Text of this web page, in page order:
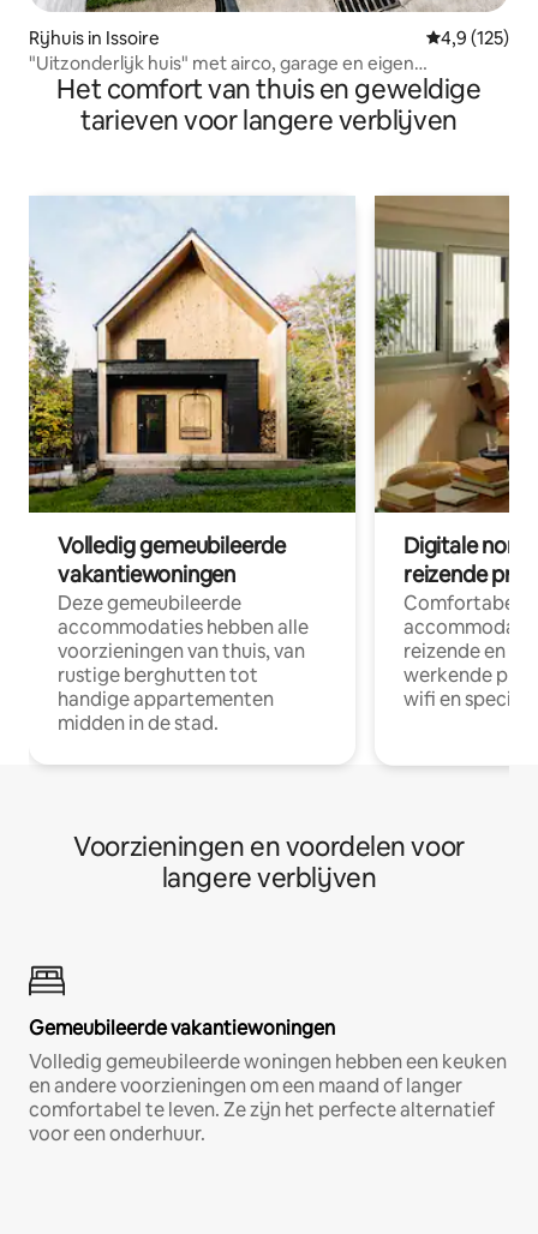
Rijhuis in Issoire Gemiddelde
4,9 (125)
"Uitzonderlijk huis" met airco, garage en eigen
binnenplaats
Het comfort van thuis en geweldige
tarieven voor langere verblijven
Volledig gemeubileerde
vakantiewoningen
Deze gemeubileerde
accommodaties hebben alle
voorzieningen van thuis, van
rustige berghutten tot
handige appartementen
midden in de stad.
Digitale
reizende
Comfortabele
reizende en
werkende
wifi en
Voorzieningen en voordelen voor
langere verblijven
Gemeubileerde vakantiewoningen
Volledig gemeubileerde woningen hebben een keuken
en andere voorzieningen om een maand of langer
comfortabel te leven. Ze zijn het perfecte alternatief
voor een onderhuur.